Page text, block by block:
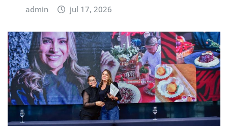
admin jul 17, 2026